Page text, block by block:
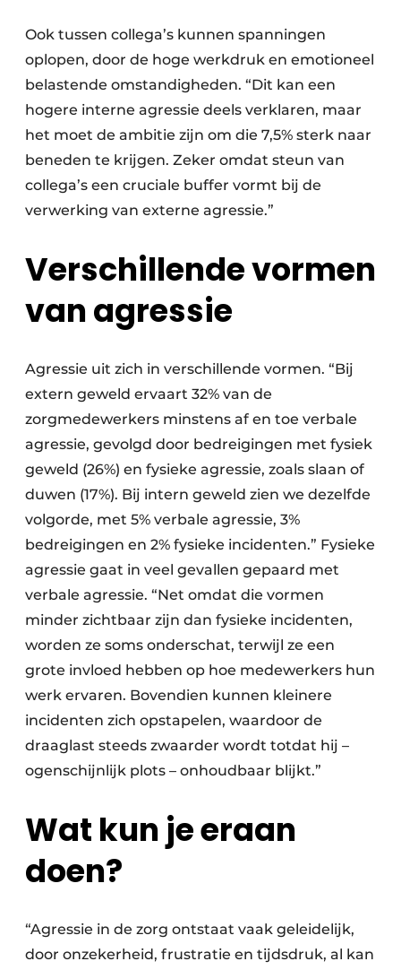
Ook tussen collega’s kunnen spanningen
oplopen, door de hoge werkdruk en emotioneel
belastende omstandigheden. “Dit kan een
hogere interne agressie deels verklaren, maar
het moet de ambitie zijn om die 7,5% sterk naar
beneden te krijgen. Zeker omdat steun van
collega’s een cruciale buffer vormt bij de
verwerking van externe agressie.”
Verschillende vormen
van agressie
Agressie uit zich in verschillende vormen. “Bij
extern geweld ervaart 32% van de
zorgmedewerkers minstens af en toe verbale
agressie, gevolgd door bedreigingen met fysiek
geweld (26%) en fysieke agressie, zoals slaan of
duwen (17%). Bij intern geweld zien we dezelfde
volgorde, met 5% verbale agressie, 3%
bedreigingen en 2% fysieke incidenten.” Fysieke
agressie gaat in veel gevallen gepaard met
verbale agressie. “Net omdat die vormen
minder zichtbaar zijn dan fysieke incidenten,
worden ze soms onderschat, terwijl ze een
grote invloed hebben op hoe medewerkers hun
werk ervaren. Bovendien kunnen kleinere
incidenten zich opstapelen, waardoor de
draaglast steeds zwaarder wordt totdat hij –
ogenschijnlijk plots – onhoudbaar blijkt.”
Wat kun je eraan
doen?
“Agressie in de zorg ontstaat vaak geleidelijk,
door onzekerheid, frustratie en tijdsdruk, al kan